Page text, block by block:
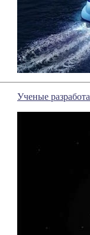
Ученые